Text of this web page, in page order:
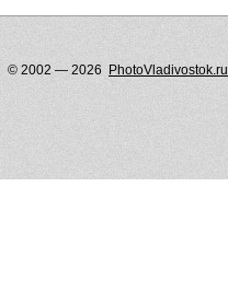
© 2002 — 2026 PhotoVladivostok.ru